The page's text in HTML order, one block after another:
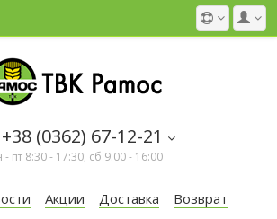
(0362) 67-12-21
- пт 8:30 - 17:30; сб 9:00 - 16:00
Акции Доставка
Возврат